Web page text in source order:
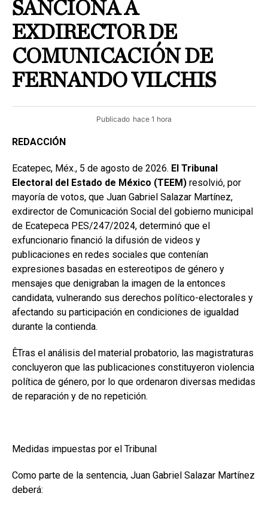
SANCIONA A
EXDIRECTOR DE
COMUNICACIÓN DE
FERNANDO VILCHIS
Publicado hace 1 hora
REDACCIÓN
Ecatepec, Méx., 5 de agosto de 2026. El Tribunal
Electoral del Estado de México (TEEM) resolvió, por
mayoría de votos, que Juan Gabriel Salazar Martínez,
exdirector de Comunicación Social del gobierno municipal
de Ecatepeca PES/247/2024, determinó que el
exfuncionario financió la difusión de videos y
publicaciones en redes sociales que contenían
expresiones basadas en estereotipos de género y
mensajes que denigraban la imagen de la entonces
candidata, vulnerando sus derechos político-electorales y
afectando su participación en condiciones de igualdad
durante la contienda.
ÊTras el análisis del material probatorio, las magistraturas
concluyeron que las publicaciones constituyeron violencia
política de género, por lo que ordenaron diversas medidas
de reparación y de no repetición.
Medidas impuestas por el Tribunal
Como parte de la sentencia, Juan Gabriel Salazar Martínez
deberá: